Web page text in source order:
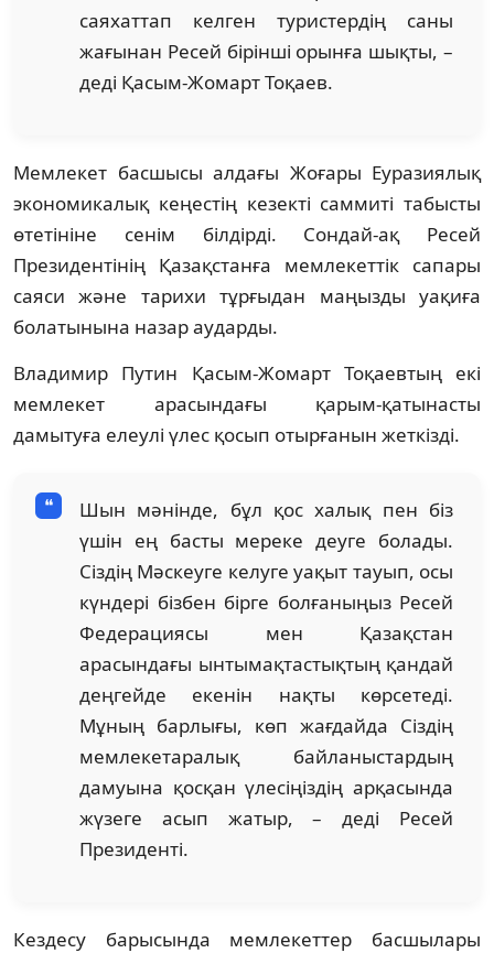
саяхаттап келген туристердің саны
жағынан Ресей бірінші орынға шықты, –
деді Қасым-Жомарт Тоқаев.
Мемлекет басшысы алдағы Жоғары Еуразиялық
экономикалық кеңестің кезекті саммиті табысты
өтетініне сенім білдірді. Сондай-ақ Ресей
Президентінің Қазақстанға мемлекеттік сапары
саяси және тарихи тұрғыдан маңызды уақиға
болатынына назар аударды.
Владимир Путин Қасым-Жомарт Тоқаевтың екі
мемлекет арасындағы қарым-қатынасты
дамытуға елеулі үлес қосып отырғанын жеткізді.
Шын мәнінде, бұл қос халық пен біз
үшін ең басты мереке деуге болады.
Сіздің Мәскеуге келуге уақыт тауып, осы
күндері бізбен бірге болғаныңыз Ресей
Федерациясы мен Қазақстан
арасындағы ынтымақтастықтың қандай
деңгейде екенін нақты көрсетеді.
Мұның барлығы, көп жағдайда Сіздің
мемлекетаралық байланыстардың
дамуына қосқан үлесіңіздің арқасында
жүзеге асып жатыр, – деді Ресей
Президенті.
Кездесу барысында мемлекеттер басшылары